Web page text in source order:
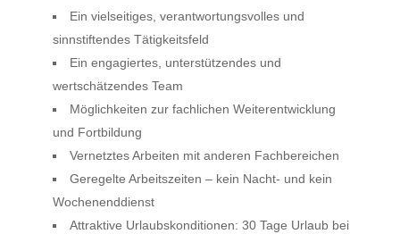
Ein vielseitiges, verantwortungsvolles und
sinnstiftendes Tätigkeitsfeld
Ein engagiertes, unterstützendes und
wertschätzendes Team
Möglichkeiten zur fachlichen Weiterentwicklung
und Fortbildung
Vernetztes Arbeiten mit anderen Fachbereichen
Geregelte Arbeitszeiten – kein Nacht- und kein
Wochenenddienst
Attraktive Urlaubskonditionen: 30 Tage Urlaub bei